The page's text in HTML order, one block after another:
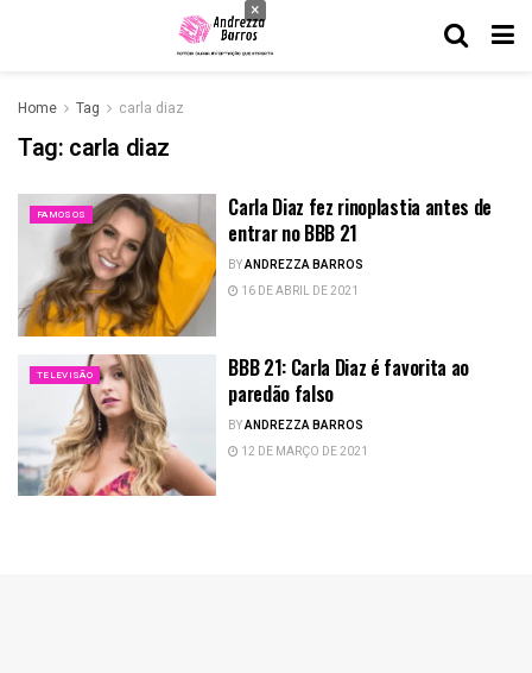
Home Tag carla diaz
Tag: carla diaz
FAMOSOS
Carla Diaz fez rinoplastia antes de
entrar no BBB 21
BYANDREZZA BARROS
16 DE ABRIL DE 2021
TELEVISÃO
BBB 21: Carla Diaz é favorita ao
paredão falso
BYANDREZZA BARROS
12 DE MARÇO DE 2021
×